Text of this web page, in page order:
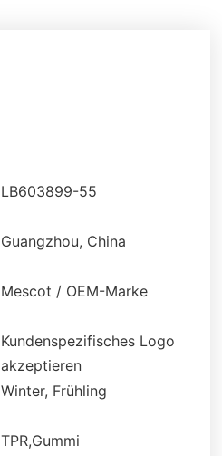
LB603899-55
Guangzhou, China
Mescot / OEM-Marke
Kundenspezifisches Logo
akzeptieren
Winter, Frühling
TPR,Gummi